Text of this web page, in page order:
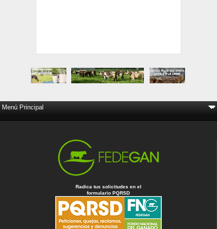
Radica tus solicitudes en el
formulario PQRSD